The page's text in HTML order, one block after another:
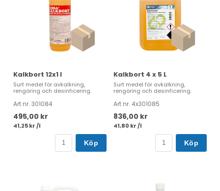
Kalkbort 12x1 l
Surt medel för avkalkning,
rengöring och desinficering.
Art nr. 301084
495,00 kr
41,25 kr /l
Köp
Kalkbort 4 x 5 L
Surt medel för avkalkning,
rengöring och desinficering.
Art nr. 4x301085
836,00 kr
41,80 kr /l
Köp